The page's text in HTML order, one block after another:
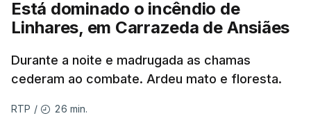
ERRO100
ERROR ON HTML5 MEDIA ELEMENT
ESTE CONTEÚDO ESTÁ NESTE
MOMENTO INDISPONÍVEL
Está dominado o incêndio de
Linhares, em Carrazeda de Ansiães
Durante a noite e madrugada as chamas
cederam ao combate. Ardeu mato e floresta.
RTP / 26 min.